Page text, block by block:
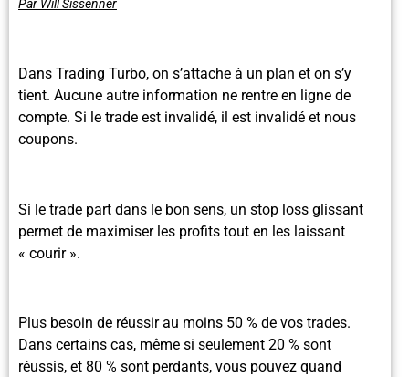
Par Will Sissenner
Dans Trading Turbo, on s’attache à un plan et on s’y
tient. Aucune autre information ne rentre en ligne de
compte. Si le trade est invalidé, il est invalidé et nous
coupons.
Si le trade part dans le bon sens, un stop loss glissant
permet de maximiser les profits tout en les laissant
« courir ».
Plus besoin de réussir au moins 50 % de vos trades.
Dans certains cas, même si seulement 20 % sont
réussis, et 80 % sont perdants, vous pouvez quand